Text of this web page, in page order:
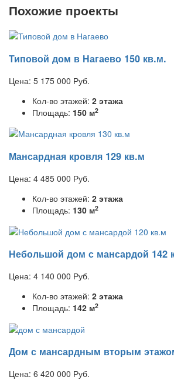
Похожие проекты
Типовой дом в Нагаево 150 кв.м.
Цена: 5 175 000 Руб.
Кол-во этажей: 2 этажа
Площадь: 150 м2
Мансардная кровля 129 кв.м
Цена: 4 485 000 Руб.
Кол-во этажей: 2 этажа
Площадь: 130 м2
Небольшой дом с мансардой 142
Цена: 4 140 000 Руб.
Кол-во этажей: 2 этажа
Площадь: 142 м2
Дом с мансардным вторым
Цена: 6 420 000 Руб.